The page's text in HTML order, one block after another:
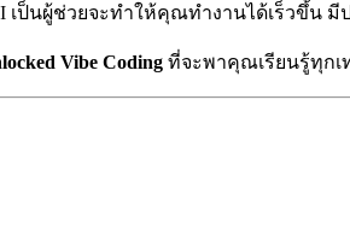
เป็นผู้ช่วยจะทำให้คุณทำงานได้เร็วขึ้
Vibe Coding ที่จะพาคุณเรียนรู้ทุกเ